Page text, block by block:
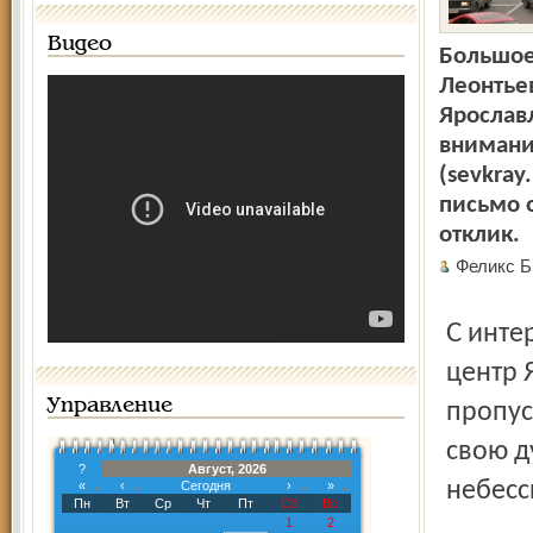
Видео
Управление
?
Август, 2026
«
‹ Сегодня ›
»
Пн
Вт Ср Чт Пт Сб
Вс
1
2
письмо
отклик.
Феликс
С интересом прочитал статью «Как избавить от пробок
центр
свою